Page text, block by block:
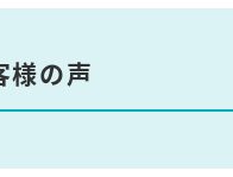
様の声